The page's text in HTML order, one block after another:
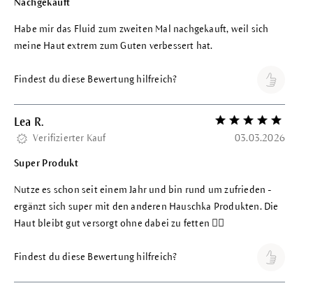
Nachgekauft
Habe mir das Fluid zum zweiten Mal nachgekauft, weil sich
meine Haut extrem zum Guten verbessert hat.
Findest du diese Bewertung hilfreich?
Lea R. Bewertung mit 5
Verifizierter Kauf 03.03.2026
Super Produkt
Nutze es schon seit einem Jahr und bin rund um zufrieden -
ergänzt sich super mit den anderen Hauschka Produkten. Die
Haut bleibt gut versorgt ohne dabei zu fetten 👍🏼
Findest du diese Bewertung hilfreich?